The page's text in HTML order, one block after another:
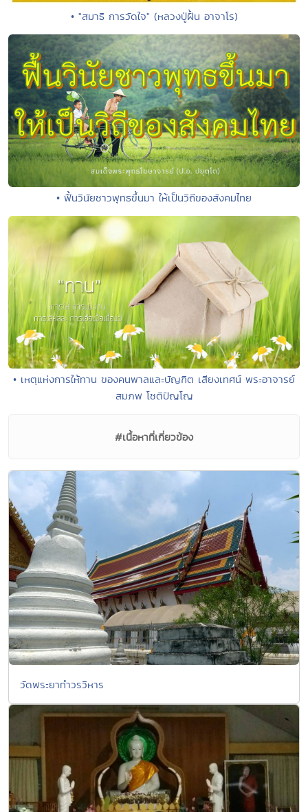
• "สมาธิ การวัดใจ" (หลวงปู่ฝั้น อาจาโร)
• ฟื้นวินัยชาวพุทธขึ้นมา ให้เป็นวิถีของสังคมไทย
• เหตุแห่งการให้ทาน ของคนพาลและบัญฑิต เสียงเทศน์ พระอาจารย์
สมภพ โชติปัญโญ
#เนื้อหาที่เกี่ยวข้อง
วัดพระยาทำวรวิหาร